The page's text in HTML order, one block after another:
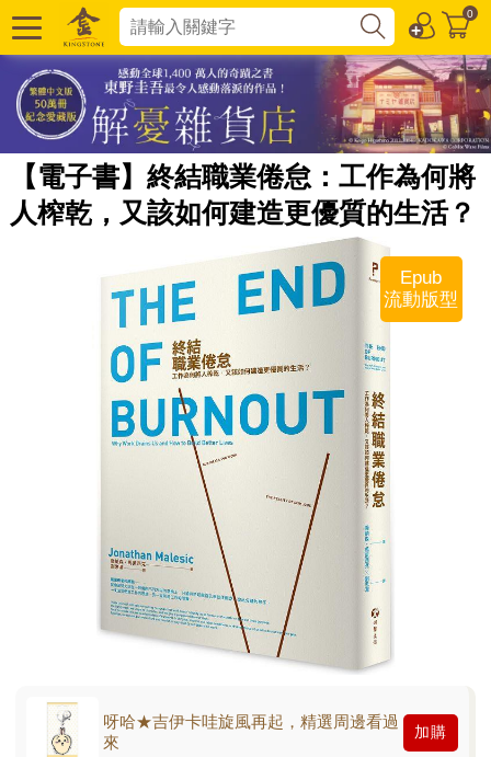
0
【電子書】終結職業倦怠：工作為何將
人榨乾，又該如何建造更優質的生活？
Epub
流動版型
呀哈★吉伊卡哇旋風再起，精選周邊看過
來
加購